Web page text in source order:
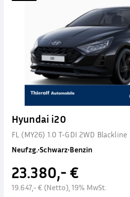
Hyundai i20
FL (MY26) 1.0 T-GDI 2WD Blackline
Neufzg.•Schwarz•Benzin
23.380,- €
19.647,- € (Netto), 19% MwSt.